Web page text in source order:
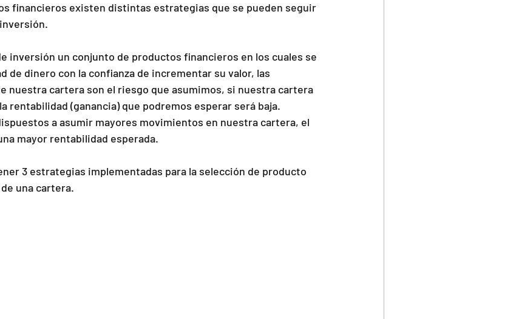
financieros existen distintas estrategias que se pueden seguir
inversión un conjunto de productos financieros en los cuales se
de dinero con la confianza de incrementar su valor, las
nuestra cartera son el riesgo que asumimos, si nuestra cartera
rentabilidad (ganancia) que podremos esperar será baja.
a asumir mayores movimientos en nuestra cartera, el
mayor rentabilidad esperada.
3 estrategias implementadas para la selección de producto
una cartera.